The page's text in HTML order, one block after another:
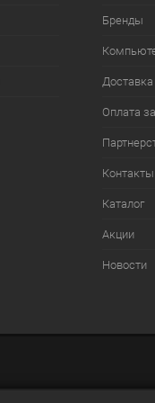
Бренды
Доставка
Оплата
Контакты
Каталог
Акции
Новости